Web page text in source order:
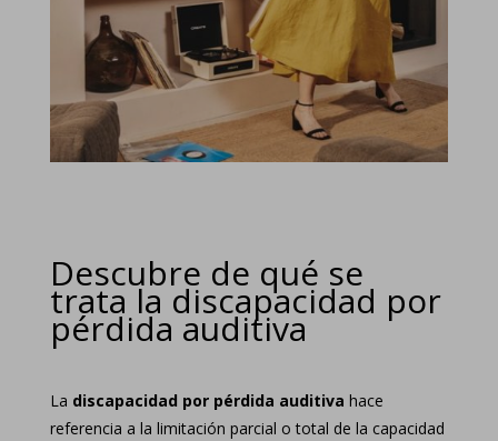
Descubre de qué se
trata la discapacidad por
pérdida auditiva
La discapacidad por pérdida auditiva hace
referencia a la limitación parcial o total de la capacidad